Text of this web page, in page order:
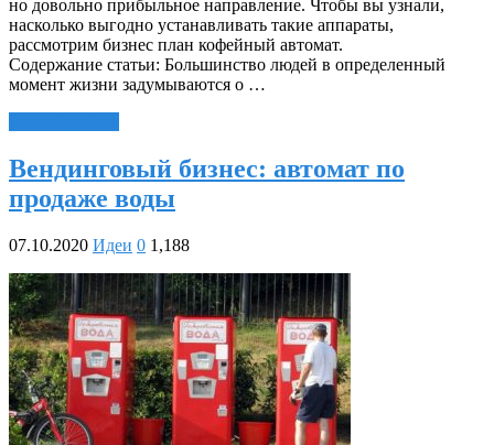
но довольно прибыльное направление. Чтобы вы узнали,
насколько выгодно устанавливать такие аппараты,
рассмотрим бизнес план кофейный автомат.
Содержание статьи: Большинство людей в определенный
момент жизни задумываются о …
Вендинговый бизнес: автомат по
продаже воды
07.10.2020 Идеи 0 1,188